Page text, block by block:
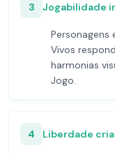
3 Jogabilidade
Personagens
Vivos
harmonias
Jogo.
4 Liberdade